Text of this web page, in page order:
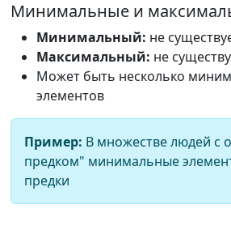
Минимальные и
Минимальный: не
Максимальный: не
Может быть несколько
элементов
Пример: В множестве людей с
предком" минимальные
предки